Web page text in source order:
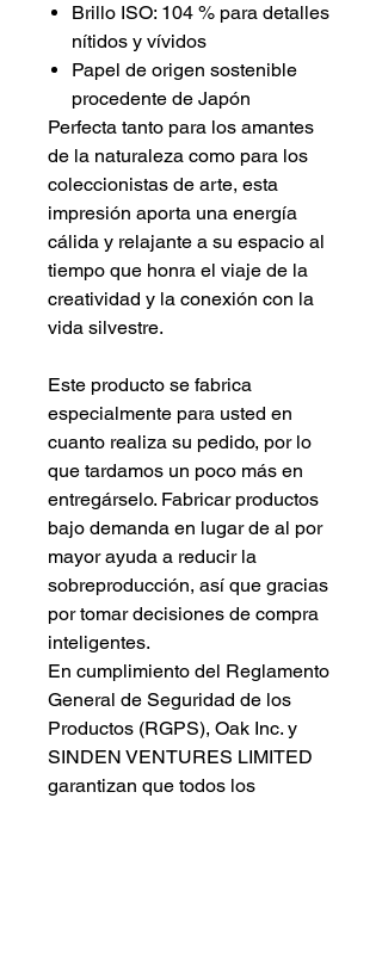
Brillo ISO: 104 % para detalles
nítidos y vívidos
Papel de origen sostenible
procedente de Japón
Perfecta tanto para los amantes
de la naturaleza como para los
coleccionistas de arte, esta
impresión aporta una energía
cálida y relajante a su espacio al
tiempo que honra el viaje de la
creatividad y la conexión con la
vida silvestre.
Este producto se fabrica
especialmente para usted en
cuanto realiza su pedido, por lo
que tardamos un poco más en
entregárselo. Fabricar productos
bajo demanda en lugar de al por
mayor ayuda a reducir la
sobreproducción, así que gracias
por tomar decisiones de compra
inteligentes.
En cumplimiento del Reglamento
General de Seguridad de los
Productos (RGPS), Oak Inc. y
SINDEN VENTURES LIMITED
garantizan que todos los